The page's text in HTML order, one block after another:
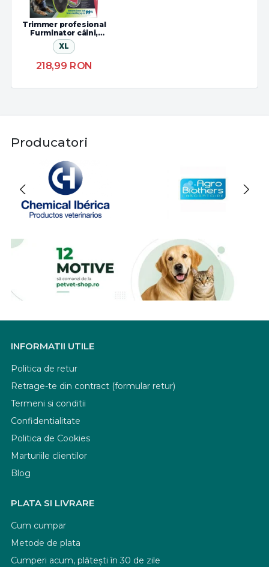
Trimmer profesional
Furminator câini,
blană lunga
XL
218,99 RON
Producatori
INFORMATII UTILE
Politica de retur
Retrage-te din contract (formular retur)
Termeni si conditii
Confidentialitate
Politica de Cookies
Marturiile clientilor
Blog
PLATA SI LIVRARE
Cum cumpar
Metode de plata
Cumperi acum, plătești în 30 de zile